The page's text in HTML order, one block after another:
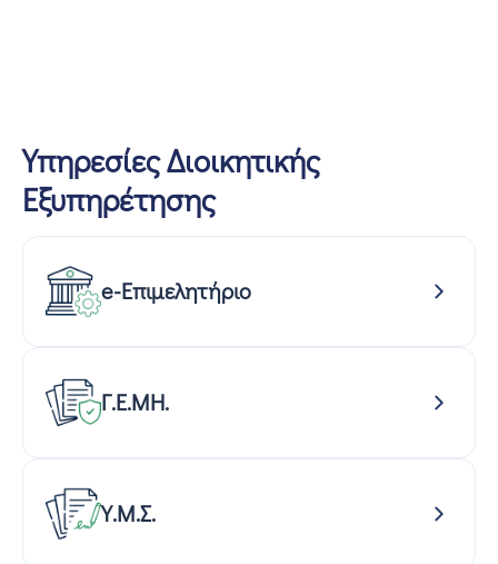
Υπηρεσίες Διοικητικής
Εξυπηρέτησης
e-Επιμελητήριο
Γ.Ε.ΜΗ.
Υ.Μ.Σ.